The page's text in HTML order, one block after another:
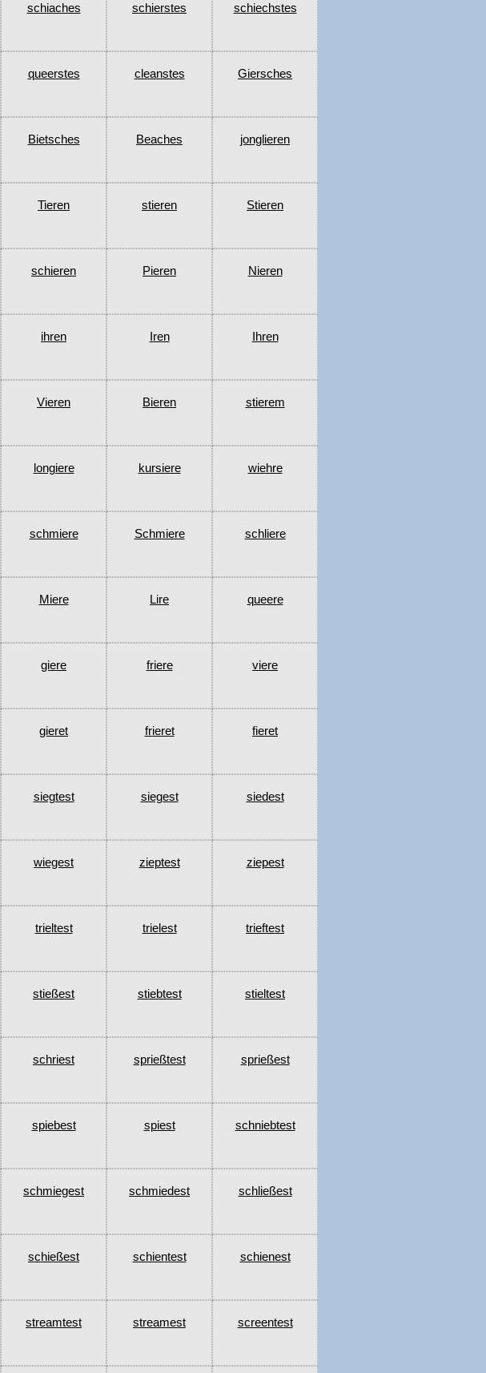
schiaches schierstes schiechstes
queerstes cleanstes Giersches
Bietsches Beaches jonglieren
Tieren stieren Stieren
schieren Pieren Nieren
ihren Iren Ihren
Vieren Bieren stierem
longiere kursiere wiehre
schmiere Schmiere schliere
Miere Lire queere
giere friere viere
gieret frieret fieret
siegtest siegest siedest
wiegest zieptest ziepest
trieltest trielest trieftest
stießest stiebtest stieltest
schriest sprießtest sprießest
spiebest spiest schniebtest
schmiegest schmiedest schließest
schießest schientest schienest
streamtest streamest screentest